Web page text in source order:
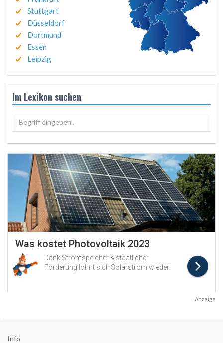
Stuttgart
Düsseldorf
Dortmund
Essen
Leipzig
Im Lexikon suchen
Begriff eingeben..
Anzeige
Info